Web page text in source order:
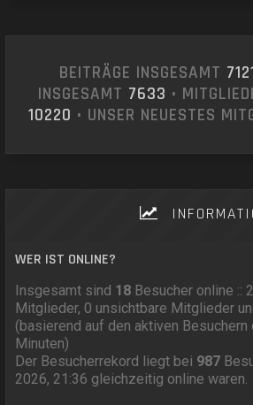
BEITRÄGE INSGESAMT
INSGESAMT 7633 •
10220 • UNSER NEUESTES
WER IST ONLINE?
Insgesamt sind 18 Besucher online ::
Mitglieder, 0 unsichtbare Mitglieder
(basierend auf den aktiven
Minuten)
Der Besucherrekord liegt bei 987
2026, 21:36 gleichzeitig online waren.